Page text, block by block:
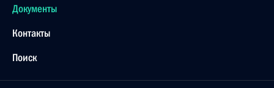
Документы
Контакты
Поиск